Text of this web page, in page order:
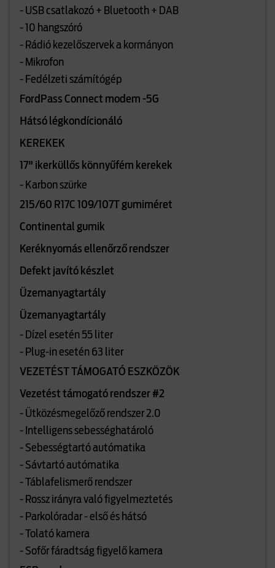
- USB csatlakozó + Bluetooth + DAB
- 10 hangszóró
- Rádió kezelőszervek a kormányon
- Mikrofon
- Fedélzeti számítógép
FordPass Connect modem -5G
Hátsó légkondícionáló
KEREKEK
17" ikerküllős könnyűfém kerekek
- Karbon szürke
215/60 R17C 109/107T gumiméret
Continental gumik
Keréknyomás ellenőrző rendszer
Defekt javító készlet
Üzemanyagtartály
Üzemanyagtartály
- Dízel esetén 55 liter
- Plug-in esetén 63 liter
VEZETÉST TÁMOGATÓ ESZKÖZÖK
Vezetést támogató rendszer #2
- Ütközésmegelőző rendszer 2.0
- Intelligens sebességhatároló
- Sebességtartó autómatika
- Sávtartó autómatika
- Táblafelismerő rendszer
- Rossz irányra való figyelmeztetés
- Parkolóradar - első és hátsó
- Tolató kamera
- Sofőr fáradtság figyelő kamera